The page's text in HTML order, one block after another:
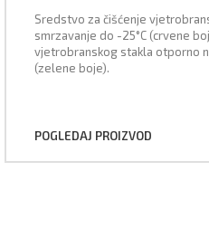
Sredstvo za čišćenje
smrzavanje do -25°C (crvene
vjetrobranskog stakla otporno
(zelene boje).
POGLEDAJ PROIZVOD